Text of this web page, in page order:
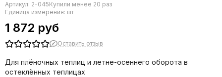
Артикул: 2-045Купили менее 20 раз
Единица измерения: шт
1 872 руб
Оставить отзыв
Для плёночных теплиц и летне-осеннего оборота в
остеклённых теплицах